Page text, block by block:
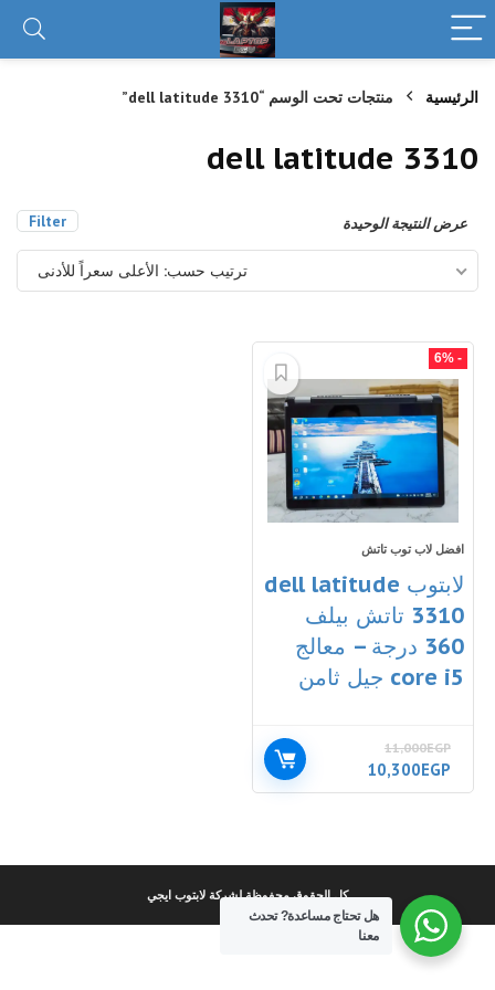
الرئيسية منتجات تحت الوسم “dell latitude 3310”
dell latitude 3310
Filter عرض النتيجة الوحيدة
ترتيب حسب: الأعلى سعراً للأدنى
- 6%
افضل لاب توب تاتش
لابتوب dell latitude
3310 تاتش بيلف
360 درجة – معالج
core i5 جيل ثامن
11,000EGP
السعر
الأصلي
10,300EGP
الحالي
كل الحقوق محفوظة لشركة لابتوب ايجي
هل تحتاج مساعدة?تحدث
معنا